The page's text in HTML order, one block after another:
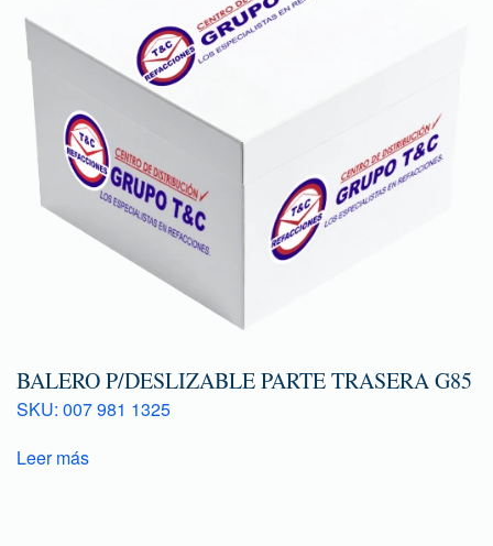
BALERO P/DESLIZABLE PARTE TRASERA G85
SKU: 007 981 1325
Leer más